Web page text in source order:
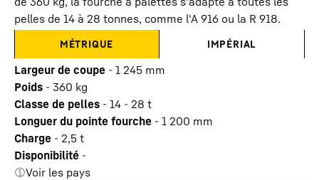
pelles de 14 à 28 tonnes, comme l'A 916 ou la R 918.
MÉTRIQUE IMPÉRIAL
Largeur de coupe - 1 245 mm
Poids - 360 kg
Classe de pelles - 14 - 28 t
Longuer du pointe fourche - 1 200 mm
Charge - 2,5 t
Disponibilité -
Voir les pays